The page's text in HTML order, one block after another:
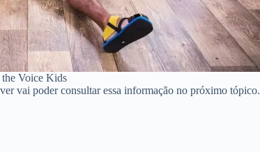
Voice Kids
vai poder consultar essa informação no próximo tópico.